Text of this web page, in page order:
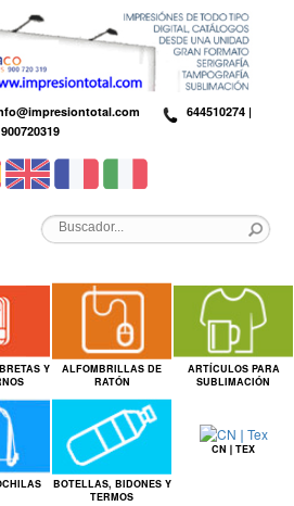
644510274 |
900720319
Y
ALFOMBRILLAS DE
RATÓN
ARTÍCULOS PARA
SUBLIMACIÓN
BOTELLAS, BIDONES Y
TERMOS
CN❘TEX